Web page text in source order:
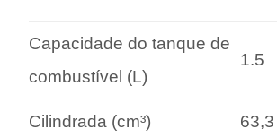
Capacidade do tanque de
combustível (L)
1.5
Cilindrada (cm³) 63,3